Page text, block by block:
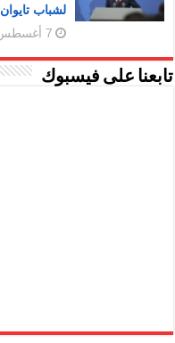
لشباب تايوان
7 أغسطس، 2026
تابعنا على فيسبوك